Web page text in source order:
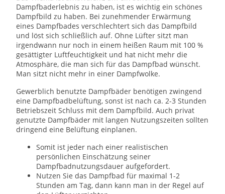
Dampfbaderlebnis zu haben, ist es wichtig ein schönes
Dampfbild zu haben. Bei zunehmender Erwärmung
eines Dampfbades verschlechtert sich das Dampfbild
und löst sich schließlich auf. Ohne Lüfter sitzt man
irgendwann nur noch in einem heißen Raum mit 100 %
gesättigter Luftfeuchtigkeit und hat nicht mehr die
Atmosphäre, die man sich für das Dampfbad wünscht.
Man sitzt nicht mehr in einer Dampfwolke.
Gewerblich benutzte Dampfbäder benötigen zwingend
eine Dampfbadbelüftung, sonst ist nach ca. 2-3 Stunden
Betriebszeit Schluss mit dem Dampfbild. Auch privat
genutzte Dampfbäder mit langen Nutzungszeiten sollten
dringend eine Belüftung einplanen.
Somit ist jeder nach einer realistischen
persönlichen Einschätzung seiner
Dampfbadnutzungsdauer aufgefordert.
Nutzen Sie das Dampfbad für maximal 1-2
Stunden am Tag, dann kann man in der Regel auf